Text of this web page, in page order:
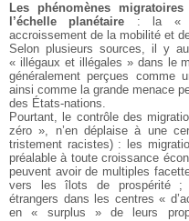
Les phénomènes
l’échelle planétaire : la «
accroissement de la mobilité et
Selon plusieurs sources, il y
« illégaux et illégales » dans le
généralement perçues comme
ainsi comme la grande menace
des États-nations.
Pourtant, le contrôle des
zéro », n’en déplaise à une
tristement racistes) : les
préalable à toute croissance
peuvent avoir de multiples
vers les îlots de prospérité ;
étrangers dans les centres «
en « surplus » de leurs